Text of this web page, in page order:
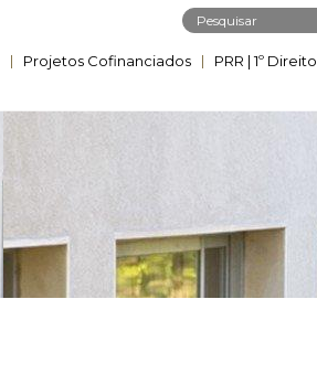
Projetos Cofinanciados PRR | ​1º Direito